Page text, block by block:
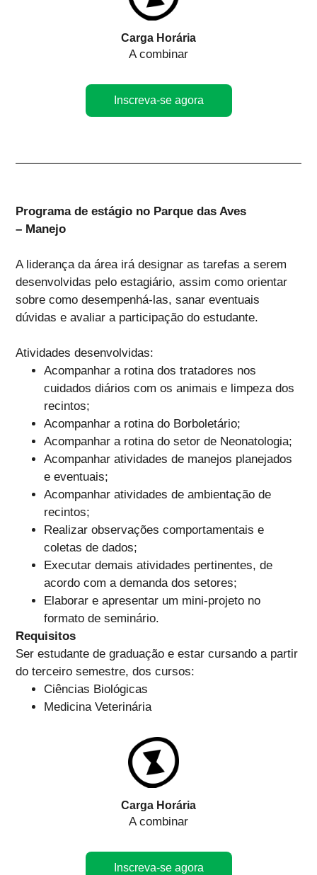
Carga Horária
A combinar
Inscreva-se agora
Programa de estágio no Parque das Aves
– Manejo
A liderança da área irá designar as tarefas a serem
desenvolvidas pelo estagiário, assim como orientar
sobre como desempenhá-las, sanar eventuais
dúvidas e avaliar a participação do estudante.
Atividades desenvolvidas:
Acompanhar a rotina dos tratadores nos
cuidados diários com os animais e limpeza dos
recintos;
Acompanhar a rotina do Borboletário;
Acompanhar a rotina do setor de Neonatologia;
Acompanhar atividades de manejos planejados
e eventuais;
Acompanhar atividades de ambientação de
recintos;
Realizar observações comportamentais e
coletas de dados;
Executar demais atividades pertinentes, de
acordo com a demanda dos setores;
Elaborar e apresentar um mini-projeto no
formato de seminário.
Requisitos
Ser estudante de graduação e estar cursando a partir
do terceiro semestre, dos cursos:
Ciências Biológicas
Medicina Veterinária
Carga Horária
A combinar
Inscreva-se agora